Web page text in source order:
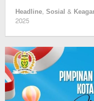
Headline, Sosial &
2025